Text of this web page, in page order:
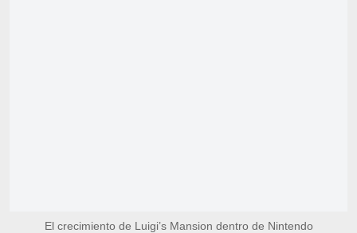
El crecimiento de Luigi’s Mansion dentro de Nintendo